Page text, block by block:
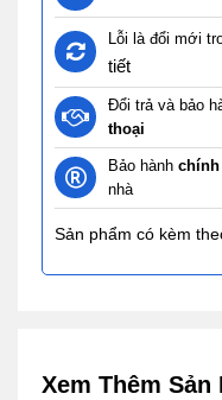
Lỗi là đổi mới
tiết
Đổi trả và bảo
thoại
Bảo hành chính
nhà
Sản phẩm có kèm
Xem Thêm Sản